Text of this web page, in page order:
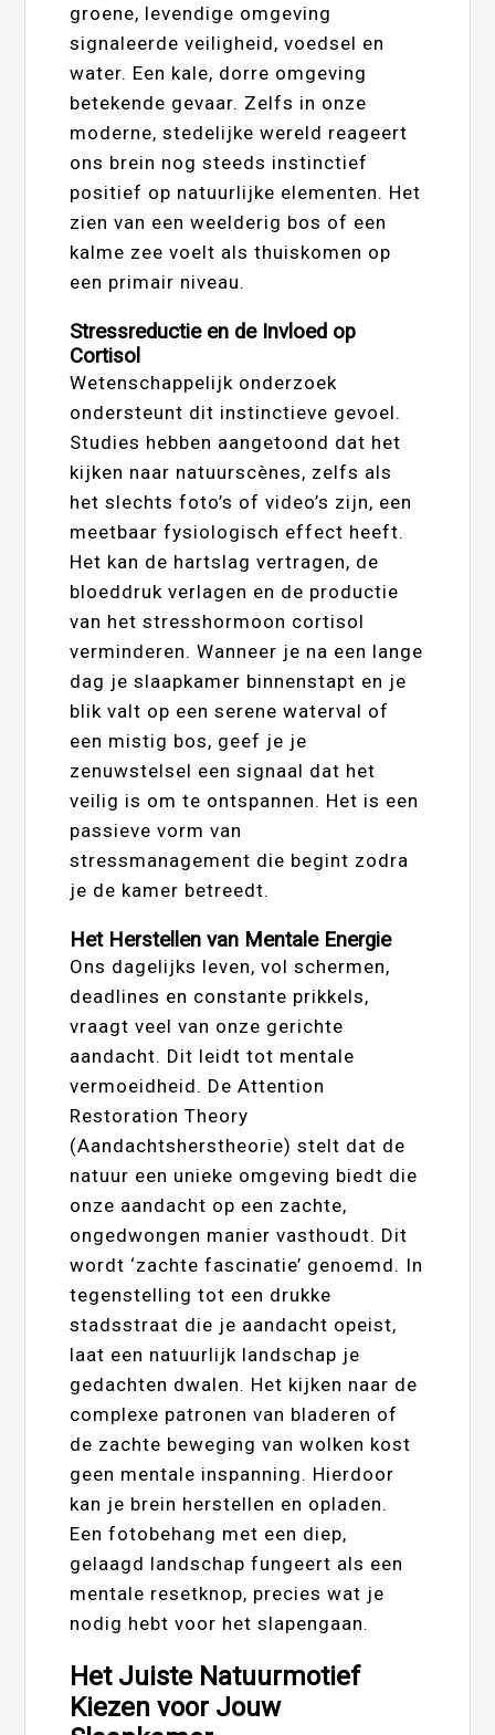
groene, levendige omgeving
signaleerde veiligheid, voedsel en
water. Een kale, dorre omgeving
betekende gevaar. Zelfs in onze
moderne, stedelijke wereld reageert
ons brein nog steeds instinctief
positief op natuurlijke elementen. Het
zien van een weelderig bos of een
kalme zee voelt als thuiskomen op
een primair niveau.
Stressreductie en de Invloed op
Cortisol
Wetenschappelijk onderzoek
ondersteunt dit instinctieve gevoel.
Studies hebben aangetoond dat het
kijken naar natuurscènes, zelfs als
het slechts foto’s of video’s zijn, een
meetbaar fysiologisch effect heeft.
Het kan de hartslag vertragen, de
bloeddruk verlagen en de productie
van het stresshormoon cortisol
verminderen. Wanneer je na een lange
dag je slaapkamer binnenstapt en je
blik valt op een serene waterval of
een mistig bos, geef je je
zenuwstelsel een signaal dat het
veilig is om te ontspannen. Het is een
passieve vorm van
stressmanagement die begint zodra
je de kamer betreedt.
Het Herstellen van Mentale Energie
Ons dagelijks leven, vol schermen,
deadlines en constante prikkels,
vraagt veel van onze gerichte
aandacht. Dit leidt tot mentale
vermoeidheid. De Attention
Restoration Theory
(Aandachtsherstheorie) stelt dat de
natuur een unieke omgeving biedt die
onze aandacht op een zachte,
ongedwongen manier vasthoudt. Dit
wordt ‘zachte fascinatie’ genoemd. In
tegenstelling tot een drukke
stadsstraat die je aandacht opeist,
laat een natuurlijk landschap je
gedachten dwalen. Het kijken naar de
complexe patronen van bladeren of
de zachte beweging van wolken kost
geen mentale inspanning. Hierdoor
kan je brein herstellen en opladen.
Een fotobehang met een diep,
gelaagd landschap fungeert als een
mentale resetknop, precies wat je
nodig hebt voor het slapengaan.
Het Juiste Natuurmotief
Kiezen voor Jouw